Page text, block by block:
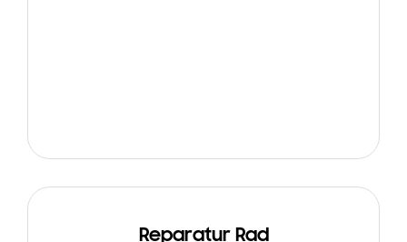
Reparatur Rad